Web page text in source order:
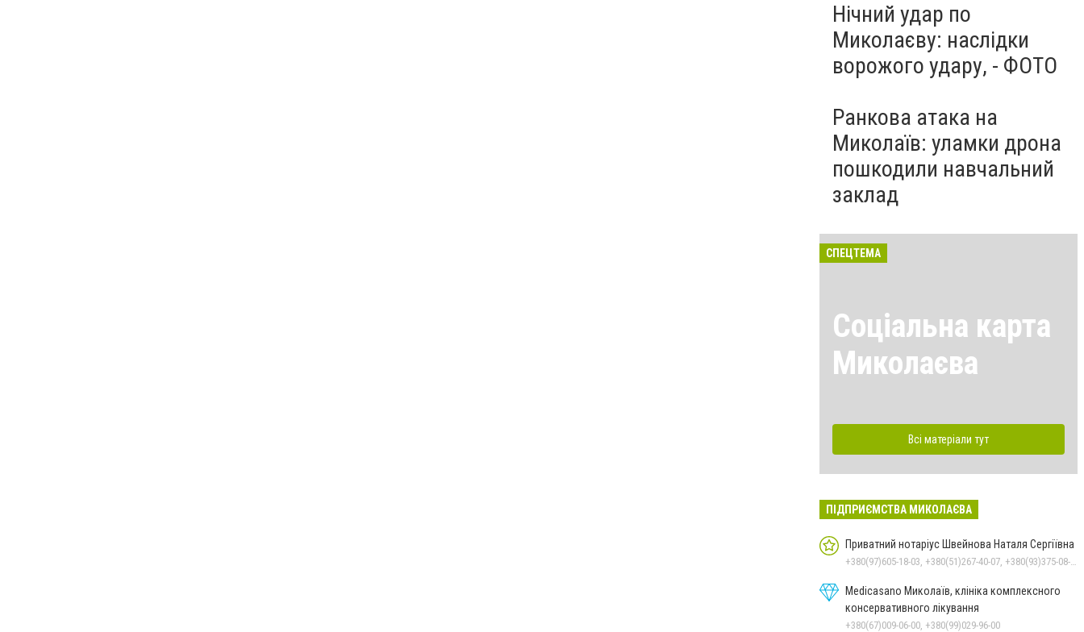
Нічний удар по
Миколаєву: наслідки
ворожого удару, - ФОТО
Ранкова атака на
Миколаїв: уламки дрона
пошкодили навчальний
заклад
СПЕЦТЕМА
Соціальна карта
Миколаєва
Всі матеріали тут
ПІДПРИЄМСТВА МИКОЛАЄВА
Приватний нотаріус Швейнова Наталя Сергіївна
Medicasano Миколаїв, клініка комплексного
консервативного лікування
+380(67)009-06-00, +380(99)029-96-00